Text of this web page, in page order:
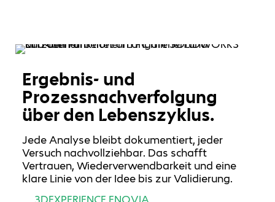
Ergebnis- und
Prozessnachverfolgung
über den Lebenszyklus.
Jede Analyse bleibt dokumentiert, jeder
Versuch nachvollziehbar. Das schafft
Vertrauen, Wiederverwendbarkeit und eine
klare Linie von der Idee bis zur Validierung.